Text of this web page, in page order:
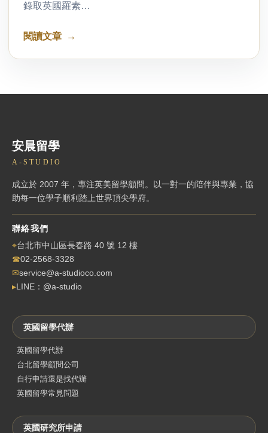
錄取英國羅素…
閱讀文章
安晨留學
A-STUDIO
成立於 2007 年，專注英美留學顧問。以一對一的陪伴與專業，協
助每一位學子順利踏上世界頂尖學府。
聯絡我們
⌖台北市中山區長春路 40 號 12 樓
☎02-2568-3328
✉service@a-studioco.com
▸LINE：@a-studio
英國留學代辦
英國留學代辦
台北留學顧問公司
自行申請還是找代辦
英國留學常見問題
英國研究所申請